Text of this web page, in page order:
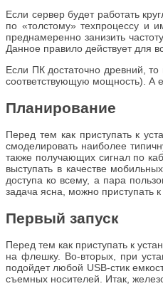
Если сервер будет работать
по «толстому» техпроцессу и
преднамеренно занизить
Данное правило действует для
Если ПК достаточно древний,
соответствующую мощность). А
Планирование
Перед тем как приступать к
смоделировать наиболее
также получающих сигнал по
выступать в качестве
доступа ко всему, а пара
задача ясна, можно приступать к
Первый запуск
Перед тем как приступать к
на флешку. Во-вторых, при
подойдет любой USB-стик
съемных носителей. Итак,